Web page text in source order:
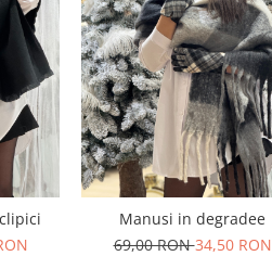
Manusi in degradee
69,00 RON34,50 RON